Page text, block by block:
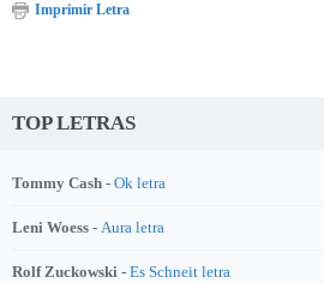
Imprimir Letra
TOP LETRAS
Tommy Cash - Ok letra
Leni Woess - Aura letra
Rolf Zuckowski - Es Schneit letra